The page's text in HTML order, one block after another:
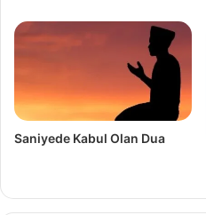
Saniyede Kabul Olan Dua